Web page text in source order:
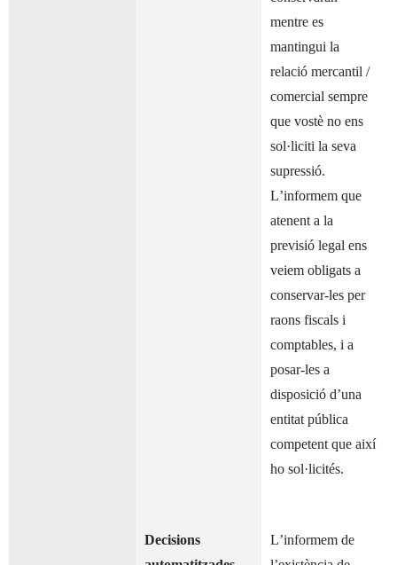
mentre es
mantingui la
relació mercantil /
comercial sempre
que vostè no ens
sol·liciti la seva
supressió.
L’informem que
atenent a la
previsió legal ens
veiem obligats a
conservar-les per
raons fiscals i
comptables, i a
posar-les a
disposició d’una
entitat pública
competent que així
ho sol·licités.
Decisions
L’informem de